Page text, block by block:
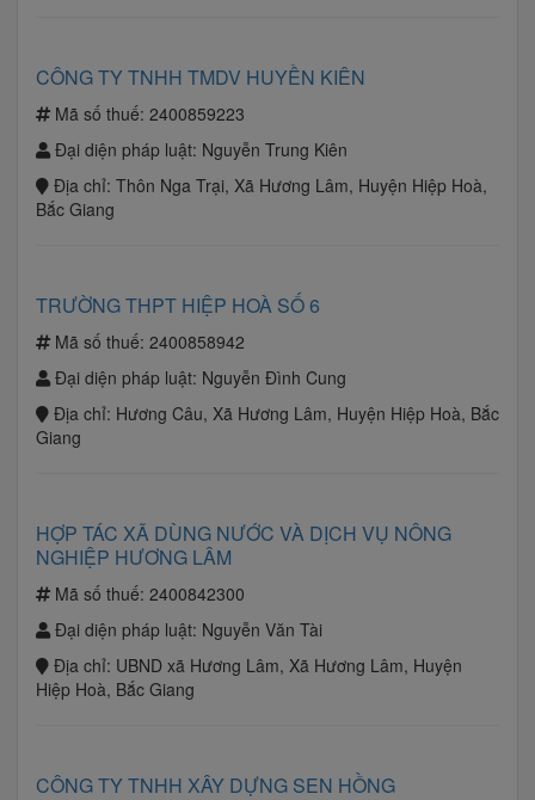
CÔNG TY TNHH TMDV HUYỀN KIÊN
Mã số thuế: 2400859223
Đại diện pháp luật: Nguyễn Trung Kiên
Địa chỉ: Thôn Nga Trại, Xã Hương Lâm, Huyện Hiệp Hoà,
Bắc Giang
TRƯỜNG THPT HIỆP HOÀ SỐ 6
Mã số thuế: 2400858942
Đại diện pháp luật: Nguyễn Đình Cung
Địa chỉ: Hương Câu, Xã Hương Lâm, Huyện Hiệp Hoà, Bắc
Giang
HỢP TÁC XÃ DÙNG NƯỚC VÀ DỊCH VỤ NÔNG
NGHIỆP HƯƠNG LÂM
Mã số thuế: 2400842300
Đại diện pháp luật: Nguyễn Văn Tài
Địa chỉ: UBND xã Hương Lâm, Xã Hương Lâm, Huyện
Hiệp Hoà, Bắc Giang
CÔNG TY TNHH XÂY DỰNG SEN HỒNG